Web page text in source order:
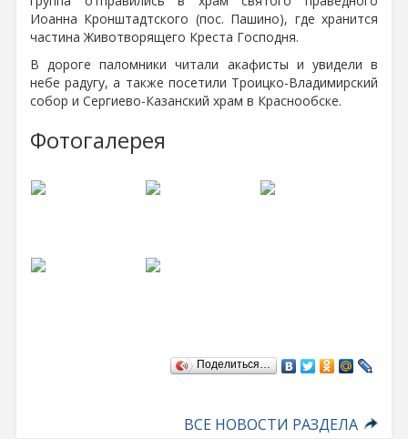
Иоанна Кронштадтского (пос. Пашино), где хранится
частина Животворящего Креста Господня.
В дороге паломники читали акафисты и увидели в
небе радугу, а также посетили Троицко-Владимирский
собор и Сергиево-Казанский храм в Краснообске.
Фотогалерея
Поделиться…
ВСЕ НОВОСТИ РАЗДЕЛА